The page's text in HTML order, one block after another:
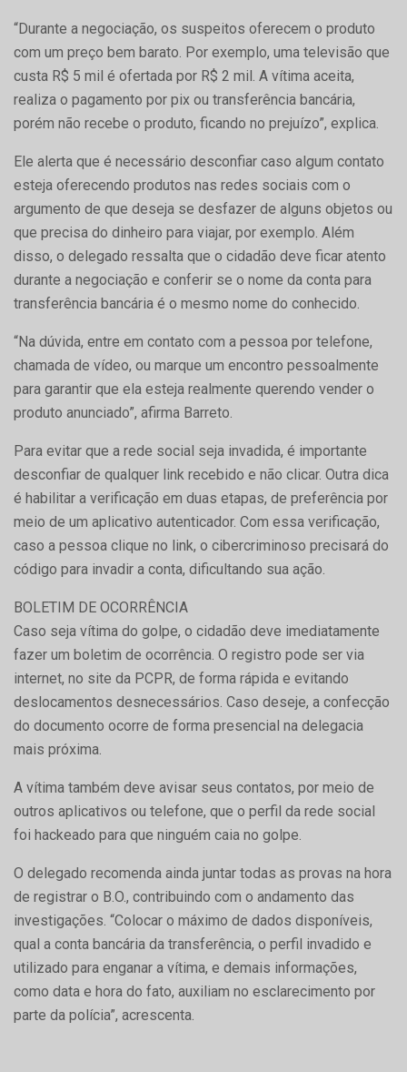
“Durante a negociação, os suspeitos oferecem o produto
com um preço bem barato. Por exemplo, uma televisão que
custa R$ 5 mil é ofertada por R$ 2 mil. A vítima aceita,
realiza o pagamento por pix ou transferência bancária,
porém não recebe o produto, ficando no prejuízo”, explica.
Ele alerta que é necessário desconfiar caso algum contato
esteja oferecendo produtos nas redes sociais com o
argumento de que deseja se desfazer de alguns objetos ou
que precisa do dinheiro para viajar, por exemplo. Além
disso, o delegado ressalta que o cidadão deve ficar atento
durante a negociação e conferir se o nome da conta para
transferência bancária é o mesmo nome do conhecido.
“Na dúvida, entre em contato com a pessoa por telefone,
chamada de vídeo, ou marque um encontro pessoalmente
para garantir que ela esteja realmente querendo vender o
produto anunciado”, afirma Barreto.
Para evitar que a rede social seja invadida, é importante
desconfiar de qualquer link recebido e não clicar. Outra dica
é habilitar a verificação em duas etapas, de preferência por
meio de um aplicativo autenticador. Com essa verificação,
caso a pessoa clique no link, o cibercriminoso precisará do
código para invadir a conta, dificultando sua ação.
BOLETIM DE OCORRÊNCIA
Caso seja vítima do golpe, o cidadão deve imediatamente
fazer um boletim de ocorrência. O registro pode ser via
internet, no site da PCPR, de forma rápida e evitando
deslocamentos desnecessários. Caso deseje, a confecção
do documento ocorre de forma presencial na delegacia
mais próxima.
A vítima também deve avisar seus contatos, por meio de
outros aplicativos ou telefone, que o perfil da rede social
foi hackeado para que ninguém caia no golpe.
O delegado recomenda ainda juntar todas as provas na hora
de registrar o B.O., contribuindo com o andamento das
investigações. “Colocar o máximo de dados disponíveis,
qual a conta bancária da transferência, o perfil invadido e
utilizado para enganar a vítima, e demais informações,
como data e hora do fato, auxiliam no esclarecimento por
parte da polícia”, acrescenta.